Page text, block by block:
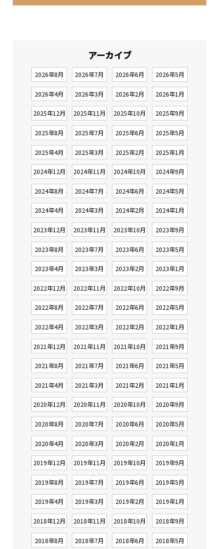
アーカイブ
2026年8月 2026年7月 2026年6月 2026年5月
2026年4月 2026年3月 2026年2月 2026年1月
2025年12月 2025年11月 2025年10月 2025年9月
2025年8月 2025年7月 2025年6月 2025年5月
2025年4月 2025年3月 2025年2月 2025年1月
2024年12月 2024年11月 2024年10月 2024年9月
2024年8月 2024年7月 2024年6月 2024年5月
2024年4月 2024年3月 2024年2月 2024年1月
2023年12月 2023年11月 2023年10月 2023年9月
2023年8月 2023年7月 2023年6月 2023年5月
2023年4月 2023年3月 2023年2月 2023年1月
2022年12月 2022年11月 2022年10月 2022年9月
2022年8月 2022年7月 2022年6月 2022年5月
2022年4月 2022年3月 2022年2月 2022年1月
2021年12月 2021年11月 2021年10月 2021年9月
2021年8月 2021年7月 2021年6月 2021年5月
2021年4月 2021年3月 2021年2月 2021年1月
2020年12月 2020年11月 2020年10月 2020年9月
2020年8月 2020年7月 2020年6月 2020年5月
2020年4月 2020年3月 2020年2月 2020年1月
2019年12月 2019年11月 2019年10月 2019年9月
2019年8月 2019年7月 2019年6月 2019年5月
2019年4月 2019年3月 2019年2月 2019年1月
2018年12月 2018年11月 2018年10月 2018年9月
2018年8月 2018年7月 2018年6月 2018年5月